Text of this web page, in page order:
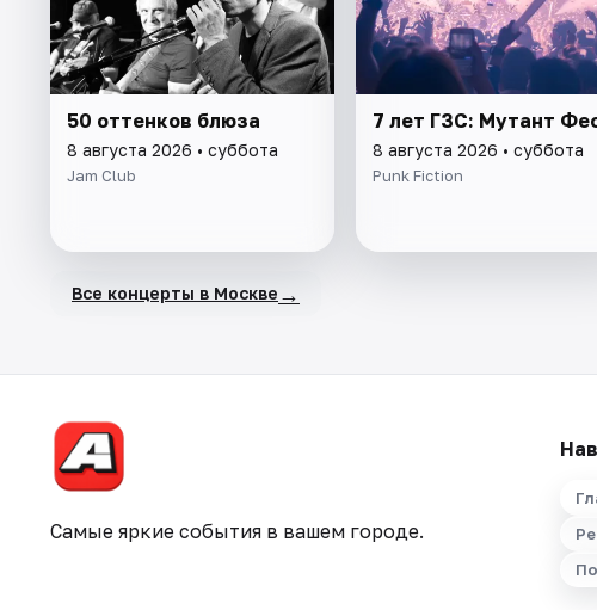
50 оттенков блюза
8 августа 2026 • суббота
Jam Club
7 лет ГЗС: Мутант
8 августа 2026 • суббота
Punk Fiction
Все концерты в Москве →
Самые яркие события в вашем городе.